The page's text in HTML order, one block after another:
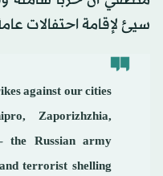
سيئ لإقامة احتفالات
against our cities
Zaporizhzhia,
the Russian army
terrorist shelling